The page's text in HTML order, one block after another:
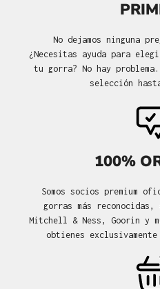
No dejamos ninguna
¿Necesitas ayuda para
tu gorra? No hay problema.
selección
100%
Somos socios premium
gorras más reconocidas,
Mitchell & Ness, Goorin y
obtienes